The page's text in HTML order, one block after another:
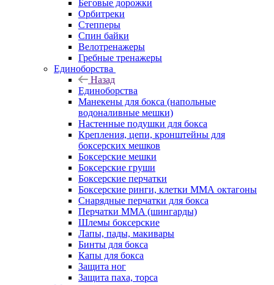
Беговые дорожки
Орбитреки
Степперы
Спин байки
Велотренажеры
Гребные тренажеры
Единоборства
Назад
Единоборства
Манекены для бокса (напольные
водоналивные мешки)
Настенные подушки для бокса
Крепления, цепи, кронштейны для
боксерских мешков
Боксерские мешки
Боксерские груши
Боксерские перчатки
Боксерские ринги, клетки ММА октагоны
Снарядные перчатки для бокса
Перчатки MMA (шингарды)
Шлемы боксерские
Лапы, пады, макивары
Бинты для бокса
Капы для бокса
Защита ног
Защита паха, торса